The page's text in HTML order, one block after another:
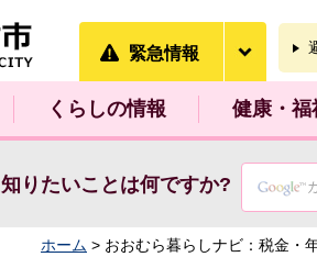
緊急情報
くらしの情報 健康・福
知りたいことは何ですか?
ホーム > おおむら暮らしナビ：税金・